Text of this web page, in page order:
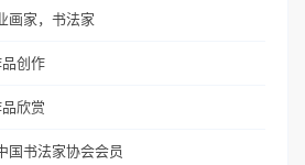
画家，书法家
创作
欣赏
国书法家协会会员